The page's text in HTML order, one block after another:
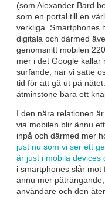
(som Alexander Bard
som en portal till en
verkliga. Smartphones
digitala och därmed
genomsnitt mobilen
mer i det Google kallar
surfande, när vi satte
tid för att gå ut på
åtminstone bara ett
I den nära relationen
via mobilen blir ännu
inpå och därmed mer
just nu som vi ser ett
är just i mobila devices
i smartphones slår
ännu mer
användare och den